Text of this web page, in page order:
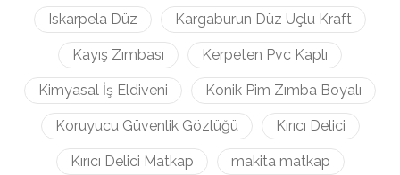
Iskarpela Düz Kargaburun Düz Uçlu Kraft
Kayış Zımbası Kerpeten Pvc Kaplı
Kimyasal İş Eldiveni Konik Pim Zımba Boyalı
Koruyucu Güvenlik Gözlüğü Kırıcı Delici
Kırıcı Delici Matkap makita matkap